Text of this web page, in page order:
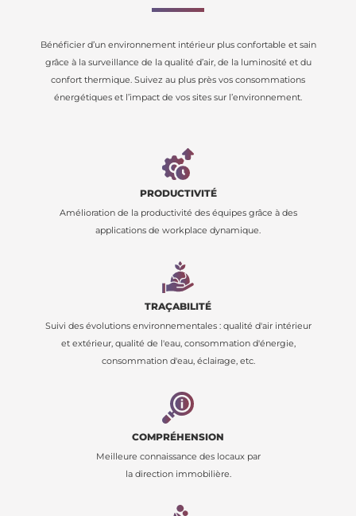
Bénéficier d’un environnement intérieur plus confortable et sain
grâce à la surveillance de la qualité d’air, de la luminosité et du
confort thermique. Suivez au plus près vos consommations
énergétiques et l’impact de vos sites sur l’environnement.
PRODUCTIVITÉ
Amélioration de la productivité des équipes grâce à des
applications de workplace dynamique.
TRAÇABILITÉ
Suivi des évolutions environnementales : qualité d'air intérieur
et extérieur, qualité de l'eau, consommation d'énergie,
consommation d'eau, éclairage, etc.
COMPRÉHENSION
Meilleure connaissance des locaux par
la direction immobilière.